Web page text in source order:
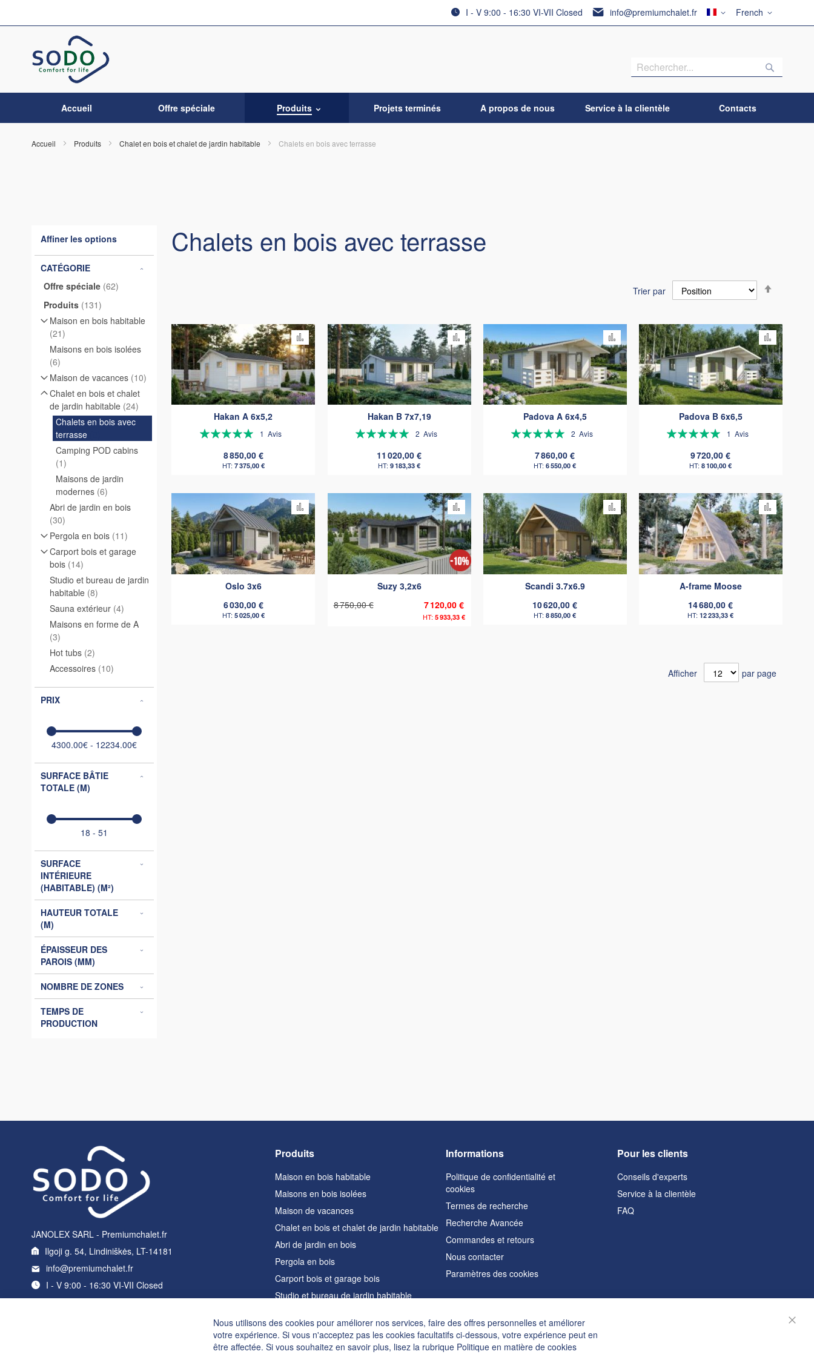
au
Langue
French
Pays
info@premiumchalet.fr
I - V 9:00 - 16:30 VI-VII Closed
Accueil Offre spéciale Produits Projets terminés A propos de nous Service à la clientèle Contacts
Accueil Produits Chalet en bois et chalet de jardin habitable Chalets en bois avec terrasse
Chalets en bois avec terrasse
Trier par
Hakan A 6x5,2
Évaluation:
1 Avis
8 850,00 €
7 375,00 €
Ajouter
au
comparateur
Hakan B 7x7,19
Évaluation:
2Avis
11 020,00 €
9 183,33 €
Ajouter
au
comparateur
Padova A 6x4,5
Évaluation:
2Avis
7 860,00 €
6 550,00 €
Ajouter
au
comparateur
Padova B 6x6,5
Évaluation:
1Avis
9 720,00 €
8 100,00 €
Ajouter
au
Oslo 3x6
6 030,00 €
5 025,00 €
Ajouter
au
comparateur
Suzy 3,2x6
7 120,00 €
5 933,33 €
8 750,00 €
Ajouter
au
comparateur
Scandi 3.7x6.9
10 620,00 €
8 850,00 €
Ajouter
au
comparateur
A-frame Moose
14 680,00 €
12 233,33 €
Ajouter
au
Afficher par page
Affiner les options
CATÉGORIE
Offre spéciale 62
articles
Produits 131
articles
Maison en bois habitable
21
articles
Maisons en bois isolées
6
articles
Maison de vacances 10
articles
Chalet en bois et chalet
de jardin habitable 24
articles
Chalets en bois avec
terrasse
Camping POD cabins
1
article
Maisons de jardin
modernes 6
articles
Abri de jardin en bois
30
articles
Pergola en bois 11
articles
Carport bois et garage
bois 14
articles
Studio et bureau de jardin
habitable 8
articles
Sauna extérieur 4
articles
Maisons en forme de A
3
articles
Hot tubs 2
articles
Accessoires 10
articles
PRIX
4300.00€ - 12234.00€
SURFACE BÂTIE
TOTALE (M)
18 - 51
SURFACE
INTÉRIEURE
(HABITABLE) (M²)
HAUTEUR TOTALE
(M)
ÉPAISSEUR DES
PAROIS (MM)
NOMBRE DE ZONES
TEMPS DE
PRODUCTION
JANOLEX SARL - Premiumchalet.fr
Ilgoji g. 54, Lindiniškės, LT-14181
info@premiumchalet.fr
I - V 9:00 - 16:30 VI-VII Closed
Pour les clients
Conseils d'experts
Service à la clientèle
FAQ
Informations
Politique de confidentialité et
cookies
Termes de recherche
Recherche Avancée
Commandes et retours
Nous contacter
Paramètres des cookies
Produits
Maison en bois habitable
Maisons en bois isolées
Maison de vacances
Chalet en bois et chalet de jardin habitable
Abri de jardin en bois
Pergola en bois
Carport bois et garage bois
Studio et bureau de jardin habitable
Maisons en forme de A
Hot tubs
Nous utilisons des cookies pour améliorer nos services, faire des offres personnelles et améliorer
votre expérience. Si vous n'acceptez pas les cookies facultatifs ci-dessous, votre expérience peut en
être affectée. Si vous souhaitez en savoir plus, lisez la rubrique Politique en matière de cookies